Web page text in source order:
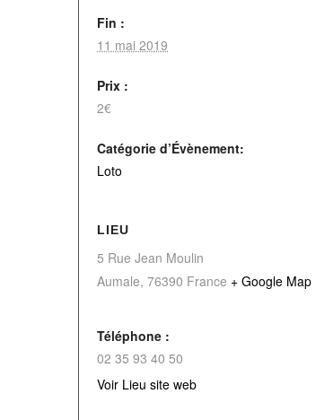
Fin :
11 mai 2019
Prix :
2€
Catégorie d’Évènement:
Loto
LIEU
5 Rue Jean Moulin
Aumale, 76390 France + Google Map
Téléphone :
02 35 93 40 50
Voir Lieu site web